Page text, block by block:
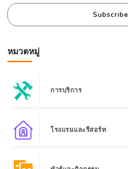
Subscribe
หมวดหมู่
การบริการ
โรงแรมและรีสอร์ท